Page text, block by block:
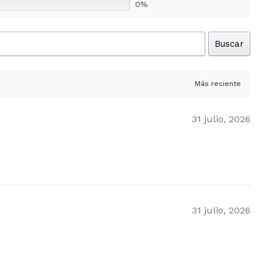
0%
Buscar
31 julio, 2026
31 julio, 2026